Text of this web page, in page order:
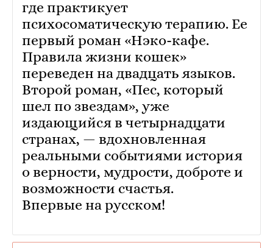
где практикует
психосоматическую терапию. Ее
первый роман «Нэко-кафе.
Правила жизни кошек»
переведен на двадцать языков.
Второй роман, «Пес, который
шел по звездам», уже
издающийся в четырнадцати
странах, — вдохновленная
реальными событиями история
о верности, мудрости, доброте и
возможности счастья.
Впервые на русском!